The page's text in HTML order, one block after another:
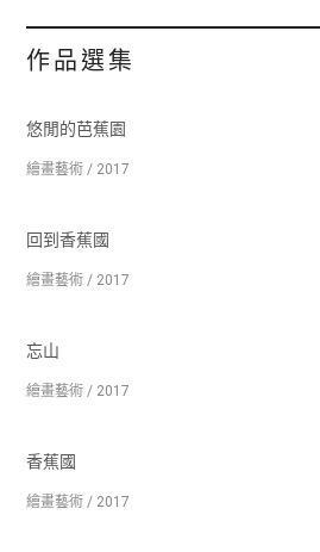
作品選集
悠閒的芭蕉園
繪畫藝術 / 2017
回到香蕉國
繪畫藝術 / 2017
忘山
繪畫藝術 / 2017
香蕉國
繪畫藝術 / 2017